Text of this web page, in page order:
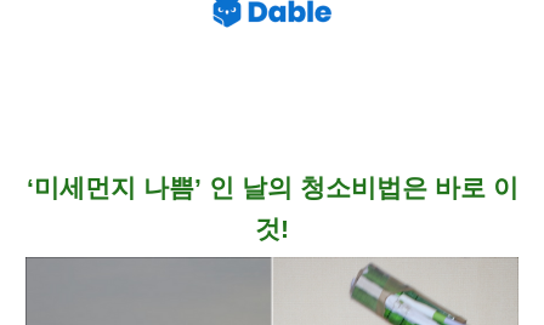
‘미세먼지 나쁨’ 인 날의 청소비법은 바로 이
것!